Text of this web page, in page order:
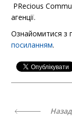
PRecious
агенції.
Ознайомитися з
посиланням.